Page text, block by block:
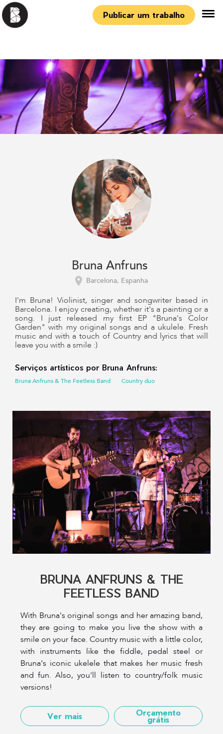
Publicar um trabalho
Bruna Anfruns
Barcelona, Espanha
I'm Bruna! Violinist, singer and songwriter based in
Barcelona. I enjoy creating, whether it's a painting or a
song. I just released my first EP "Bruna's Color
Garden" with my original songs and a ukulele. Fresh
music and with a touch of Country and lyrics that will
leave you with a smile :)
Serviços artísticos por Bruna Anfruns:
Bruna Anfruns & The Feetless Band Country duo
BRUNA ANFRUNS & THE
FEETLESS BAND
With Bruna's original songs and her amazing band,
they are going to make you live the show with a
smile on your face. Country music with a little color,
with instruments like the fiddle, pedal steel or
Bruna's iconic ukelele that makes her music fresh
and fun. Also, you'll listen to country/folk music
versions!
Ver mais Orçamento
grátis